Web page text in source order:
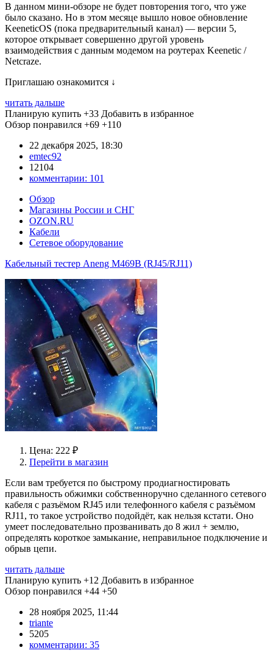
В данном мини-обзоре не будет повторения того, что уже
было сказано. Но в этом месяце вышло новое обновление
KeeneticOS (пока предварительный канал) — версии 5,
которое открывает совершенно другой уровень
взаимодействия с данным модемом на роутерах Keenetic /
Netcraze.
Приглашаю ознакомится ↓
читать дальше
Планирую купить +33 Добавить в избранное
Обзор понравился +69 +110
22 декабря 2025, 18:30
emtec92
12104
комментарии: 101
Обзор
Магазины России и СНГ
OZON.RU
Кабели
Сетевое оборудование
Кабельный тестер Aneng M469В (RJ45/RJ11)
Цена: 222 ₽
Перейти в магазин
Если вам требуется по быстрому продиагностировать
правильность обжимки собственноручно сделанного сетевого
кабеля с разъёмом RJ45 или телефонного кабеля с разъёмом
RJ11, то такое устройство подойдёт, как нельзя кстати. Оно
умеет последовательно прозванивать до 8 жил + землю,
определять короткое замыкание, неправильное подключение и
обрыв цепи.
читать дальше
Планирую купить +12 Добавить в избранное
Обзор понравился +44 +50
28 ноября 2025, 11:44
triante
5205
комментарии: 35